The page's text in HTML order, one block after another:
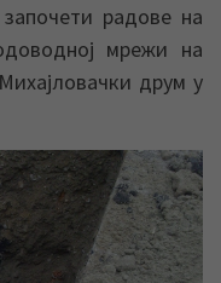
радове на
мрежи на
друм у